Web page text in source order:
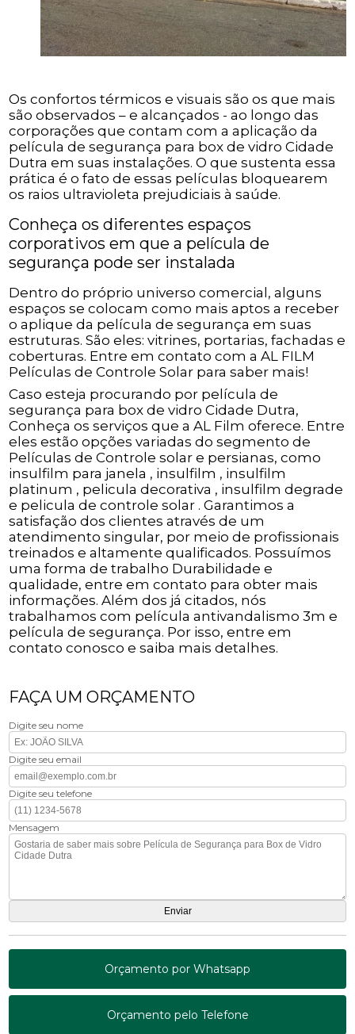
Os confortos térmicos e visuais são os que mais
são observados – e alcançados - ao longo das
corporações que contam com a aplicação da
película de segurança para box de vidro Cidade
Dutra em suas instalações. O que sustenta essa
prática é o fato de essas películas bloquearem
os raios ultravioleta prejudiciais à saúde.
Conheça os diferentes espaços
corporativos em que a película de
segurança pode ser instalada
Dentro do próprio universo comercial, alguns
espaços se colocam como mais aptos a receber
o aplique da película de segurança em suas
estruturas. São eles: vitrines, portarias, fachadas e
coberturas. Entre em contato com a AL FILM
Películas de Controle Solar para saber mais!
Caso esteja procurando por película de
segurança para box de vidro Cidade Dutra,
Conheça os serviços que a AL Film oferece. Entre
eles estão opções variadas do segmento de
Películas de Controle solar e persianas, como
insulfilm para janela , insulfilm , insulfilm
platinum , pelicula decorativa , insulfilm degrade
e pelicula de controle solar . Garantimos a
satisfação dos clientes através de um
atendimento singular, por meio de profissionais
treinados e altamente qualificados. Possuímos
uma forma de trabalho Durabilidade e
qualidade, entre em contato para obter mais
informações. Além dos já citados, nós
trabalhamos com película antivandalismo 3m e
película de segurança. Por isso, entre em
contato conosco e saiba mais detalhes.
FAÇA UM ORÇAMENTO
Digite seu nome
Digite seu email
Digite seu telefone
Mensagem
Orçamento por Whatsapp
Orçamento pelo Telefone